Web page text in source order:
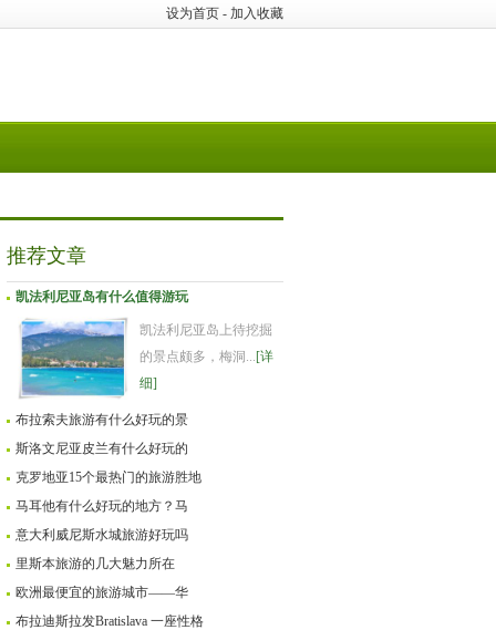
设为首页 - 加入收藏
推荐文章
凯法利尼亚岛有什么值得游玩
凯法利尼亚岛上待挖掘
的景点颇多，梅洞...[详
细]
布拉索夫旅游有什么好玩的景
斯洛文尼亚皮兰有什么好玩的
克罗地亚15个最热门的旅游胜地
马耳他有什么好玩的地方？马
意大利威尼斯水城旅游好玩吗
里斯本旅游的几大魅力所在
欧洲最便宜的旅游城市——华
布拉迪斯拉发Bratislava 一座性格